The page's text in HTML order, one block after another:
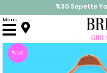
%30 Sepette
İndirimlere ek %10
Menu
Anasayfa Pijama & İç Giyim KIZ
%14